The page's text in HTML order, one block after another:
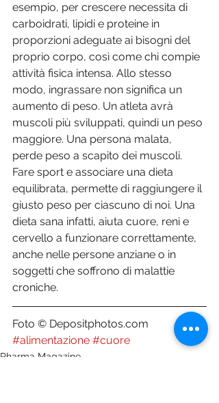
esempio, per crescere necessita di
carboidrati, lipidi e proteine in
proporzioni adeguate ai bisogni del
proprio corpo, così come chi compie
attività fisica intensa. Allo stesso
modo, ingrassare non significa un
aumento di peso. Un atleta avrà
muscoli più sviluppati, quindi un peso
maggiore. Una persona malata,
perde peso a scapito dei muscoli.
Fare sport e associare una dieta
equilibrata, permette di raggiungere il
giusto peso per ciascuno di noi. Una
dieta sana infatti, aiuta cuore, reni e
cervello a funzionare correttamente,
anche nelle persone anziane o in
soggetti che soffrono di malattie
croniche.
Foto © Depositphotos.com
#alimentazione #cuore
Pharma Magazine